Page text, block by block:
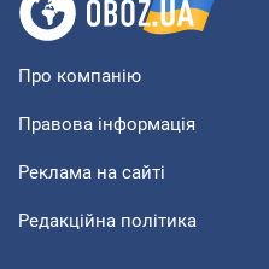
Про компанію
Правова інформація
Реклама на сайті
Редакційна політика